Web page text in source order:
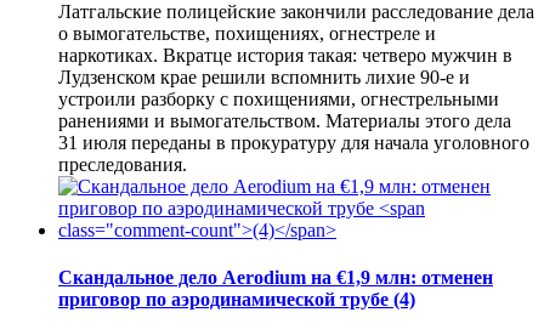
Латгальские полицейские закончили расследование дела
о вымогательстве, похищениях, огнестреле и
наркотиках. Вкратце история такая: четверо мужчин в
Лудзенском крае решили вспомнить лихие 90-е и
устроили разборку с похищениями, огнестрельными
ранениями и вымогательством. Материалы этого дела
31 июля переданы в прокуратуру для начала уголовного
преследования.
Скандальное дело Aerodium на €1,9 млн: отменен
приговор по аэродинамической трубе (4)